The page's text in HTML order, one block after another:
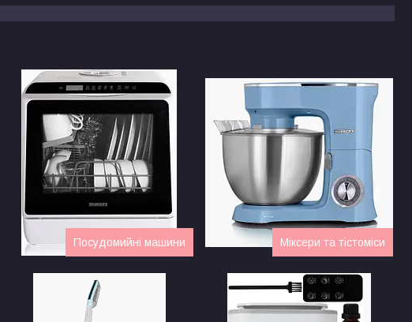
Посудомийні машини Міксери та тістоміси